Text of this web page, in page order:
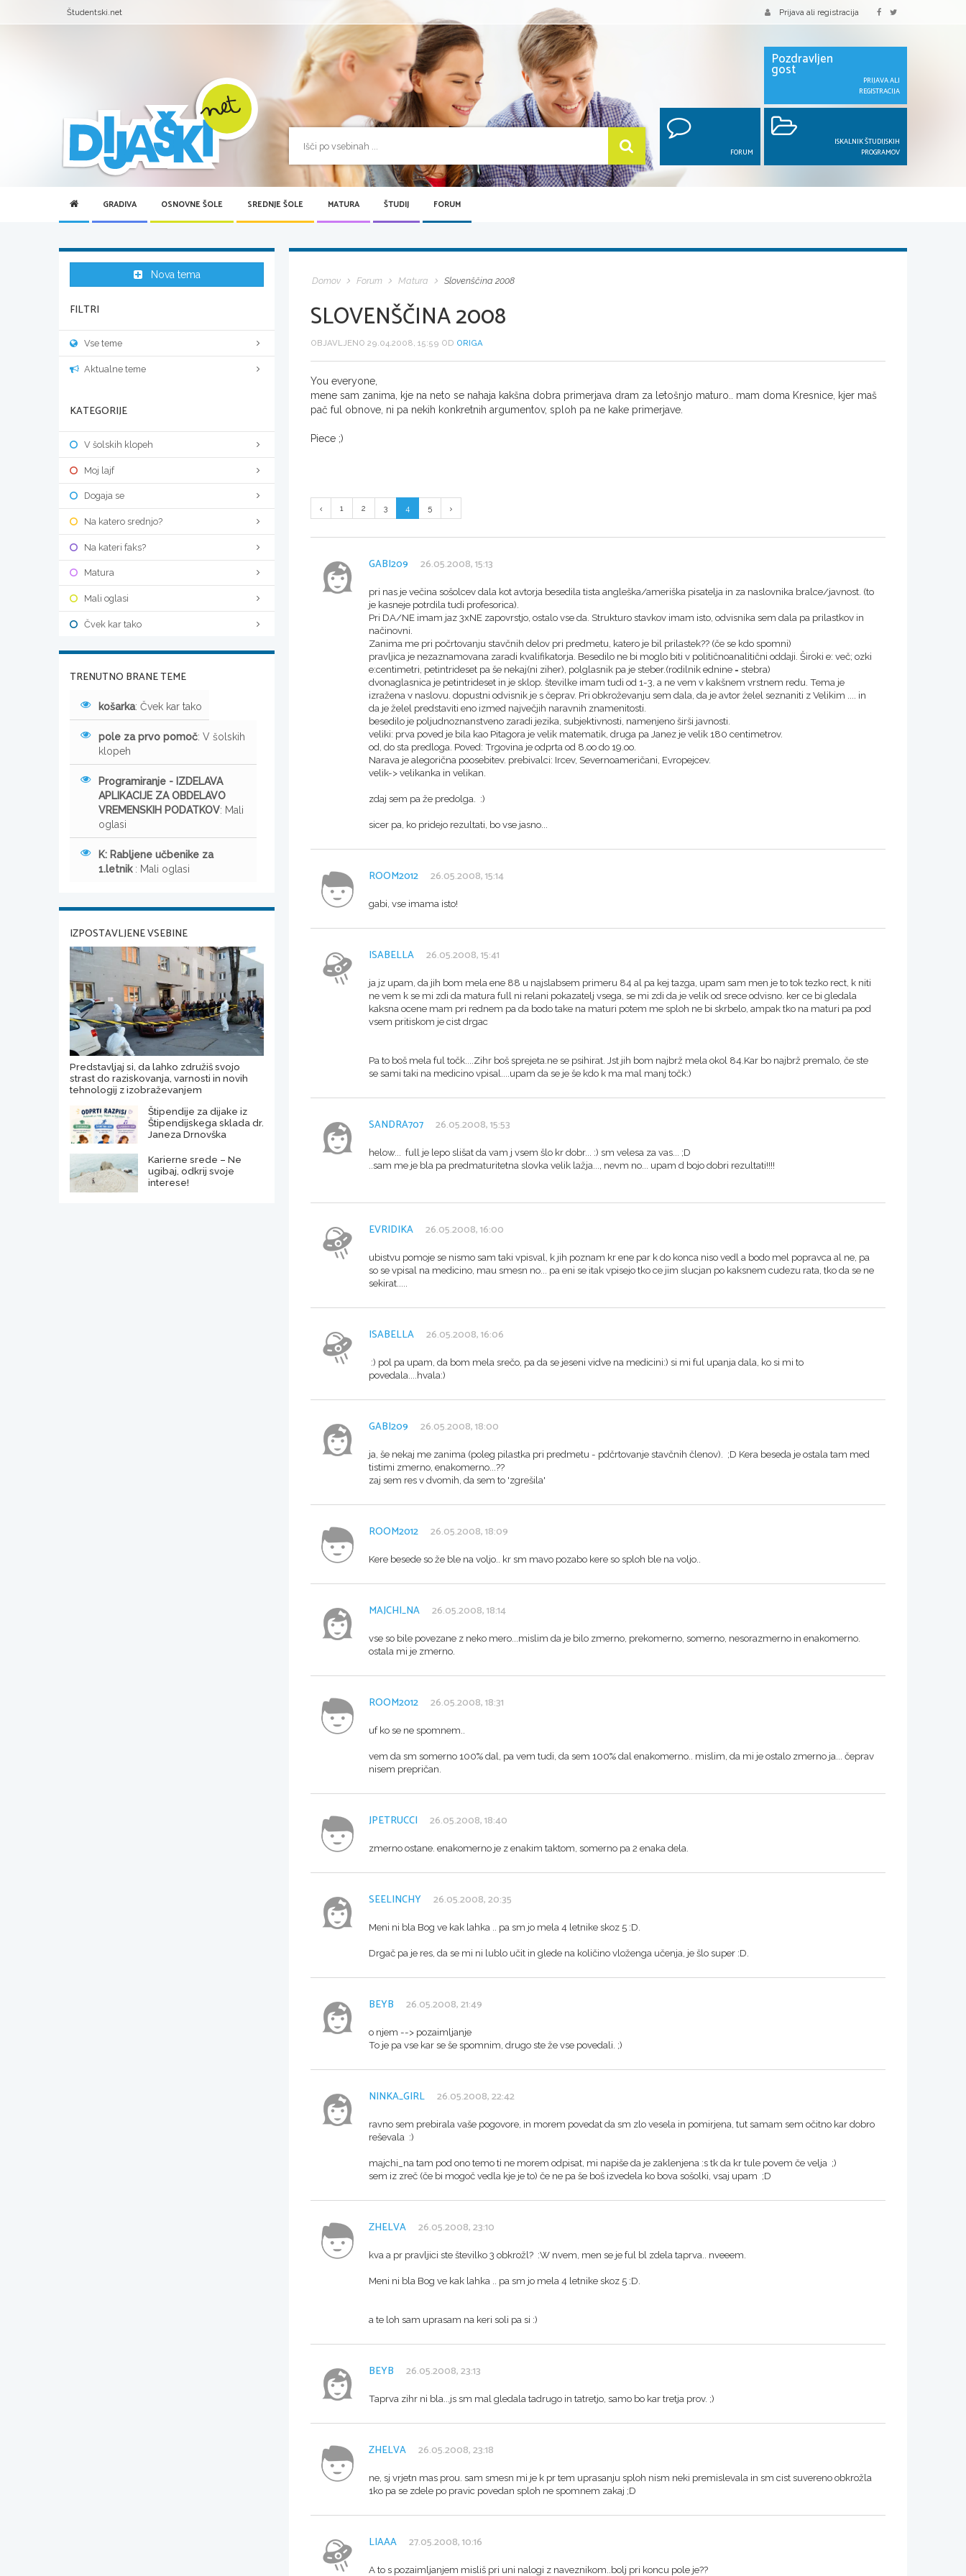
Študentski.net Prijava ali registracija
Pozdravljen
gost
PRIJAVA ALI
REGISTRACIJA
FORUM
ISKALNIK ŠTUDIJSKIH
PROGRAMOV
GRADIVA OSNOVNE ŠOLE SREDNJE ŠOLE MATURA ŠTUDIJ FORUM
Domov Forum Matura Slovenščina 2008
SLOVENŠČINA 2008
OBJAVLJENO 29.04.2008, 15:59 OD ORIGA
You everyone,
mene sam zanima, kje na neto se nahaja kakšna dobra primerjava dram za letošnjo maturo.. mam doma Kresnice, kjer maš
pač ful obnove, ni pa nekih konkretnih argumentov, sploh pa ne kake primerjave.
Piece ;)
1 2 3 4 5
GABI209 26.05.2008, 15:13
pri nas je večina sošolcev dala kot avtorja besedila tista angleška/ameriška pisatelja in za naslovnika bralce/javnost. (to
je kasneje potrdila tudi profesorica).
Pri DA/NE imam jaz 3xNE zapovrstjo, ostalo vse da. Strukturo stavkov imam isto, odvisnika sem dala pa prilastkov in
načinovni.
Zanima me pri počrtovanju stavčnih delov pri predmetu, katero je bil prilastek?? (če se kdo spomni)
pravljica je nezaznamovana zaradi kvalifikatorja. Besedilo ne bi moglo biti v političnoanalitični oddaji. Široki e: več; ozki
e:centimetri, petintrideset pa še nekaj(ni ziher), polglasnik pa je steber.(rodilnik ednine = stebra)
dvonaglasnica je petintrideset in je sklop. številke imam tudi od 1-3, a ne vem v kakšnem vrstnem redu. Tema je
izražena v naslovu. dopustni odvisnik je s čeprav. Pri obkroževanju sem dala, da je avtor želel seznaniti z Velikim .... in
da je želel predstaviti eno izmed največjih naravnih znamenitosti.
besedilo je poljudnoznanstveno zaradi jezika, subjektivnosti, namenjeno širši javnosti.
veliki: prva poved je bila kao Pitagora je velik matematik, druga pa Janez je velik 180 centimetrov.
od, do sta predloga. Poved: Trgovina je odprta od 8.oo do 19.oo.
Narava je alegorična poosebitev. prebivalci: Ircev, Severnoameričani, Evropejcev.
velik-> velikanka in velikan.
zdaj sem pa že predolga. :)
sicer pa, ko pridejo rezultati, bo vse jasno...
ROOM2012 26.05.2008, 15:14
gabi, vse imama isto!
ISABELLA 26.05.2008, 15:41
ja jz upam, da jih bom mela ene 88 u najslabsem primeru 84 al pa kej tazga, upam sam men je to tok tezko rect, k niti
ne vem k se mi zdi da matura full ni relani pokazatelj vsega, se mi zdi da je velik od srece odvisno. ker ce bi gledala
kaksna ocene mam pri rednem pa da bodo take na maturi potem me sploh ne bi skrbelo, ampak tko na maturi pa pod
vsem pritiskom je cist drgac
Pa to boš mela ful točk....Zihr boš sprejeta.ne se psihirat. Jst jih bom najbrž mela okol 84.Kar bo najbrž premalo, če ste
se sami taki na medicino vpisal....upam da se je še kdo k ma mal manj točk:)
SANDRA707 26.05.2008, 15:53
helow... full je lepo slišat da vam j vsem šlo kr dobr... :) sm velesa za vas... ;D
..sam me je bla pa predmaturitetna slovka velik lažja..., nevm no... upam d bojo dobri rezultati!!!!
EVRIDIKA 26.05.2008, 16:00
ubistvu pomoje se nismo sam taki vpisval, k jih poznam kr ene par k do konca niso vedl a bodo mel popravca al ne, pa
so se vpisal na medicino, mau smesn no... pa eni se itak vpisejo tko ce jim slucjan po kaksnem cudezu rata, tko da se ne
sekirat.....
ISABELLA 26.05.2008, 16:06
:) pol pa upam, da bom mela srečo, pa da se jeseni vidve na medicini:) si mi ful upanja dala, ko si mi to
povedala....hvala:)
GABI209 26.05.2008, 18:00
ja, še nekaj me zanima (poleg pilastka pri predmetu - pdčrtovanje stavčnih členov). ;D Kera beseda je ostala tam med
tistimi zmerno, enakomerno...??
zaj sem res v dvomih, da sem to 'zgrešila'
ROOM2012 26.05.2008, 18:09
Kere besede so že ble na voljo.. kr sm mavo pozabo kere so sploh ble na voljo..
MAJCHI_NA 26.05.2008, 18:14
vse so bile povezane z neko mero...mislim da je bilo zmerno, prekomerno, somerno, nesorazmerno in enakomerno.
ostala mi je zmerno.
ROOM2012 26.05.2008, 18:31
uf ko se ne spomnem..
vem da sm somerno 100% dal, pa vem tudi, da sem 100% dal enakomerno.. mislim, da mi je ostalo zmerno ja... čeprav
nisem prepričan.
JPETRUCCI 26.05.2008, 18:40
zmerno ostane. enakomerno je z enakim taktom, somerno pa 2 enaka dela.
SEELINCHY 26.05.2008, 20:35
Meni ni bla Bog ve kak lahka .. pa sm jo mela 4 letnike skoz 5 :D.
Drgač pa je res, da se mi ni lublo učit in glede na količino vloženga učenja, je šlo super :D.
BEYB 26.05.2008, 21:49
o njem --> pozaimljanje
To je pa vse kar se še spomnim, drugo ste že vse povedali. ;)
NINKA_GIRL 26.05.2008, 22:42
ravno sem prebirala vaše pogovore, in morem povedat da sm zlo vesela in pomirjena, tut samam sem očitno kar dobro
reševala :)
majchi_na tam pod ono temo ti ne morem odpisat, mi napiše da je zaklenjena :s tk da kr tule povem če velja ;)
sem iz zreč (če bi mogoč vedla kje je to) če ne pa še boš izvedela ko bova sošolki, vsaj upam ;D
ZHELVA 26.05.2008, 23:10
kva a pr pravljici ste številko 3 obkrožl? :W nvem, men se je ful bl zdela taprva.. nveeem.
Meni ni bla Bog ve kak lahka .. pa sm jo mela 4 letnike skoz 5 :D.
a te loh sam uprasam na keri soli pa si :)
BEYB 26.05.2008, 23:13
Taprva zihr ni bla...js sm mal gledala tadrugo in tatretjo, samo bo kar tretja prov. ;)
ZHELVA 26.05.2008, 23:18
ne, sj vrjetn mas prou. sam smesn mi je k pr tem uprasanju sploh nism neki premislevala in sm cist suvereno obkrožla
1ko pa se zdele po pravic povedan sploh ne spomnem zakaj ;D
LIAAA 27.05.2008, 10:16
A to s pozaimljanjem misliš pri uni nalogi z naveznikom..bolj pri koncu pole je??
Nova tema
FILTRI
Vse teme
Aktualne teme
KATEGORIJE
V šolskih klopeh
Moj lajf
Dogaja se
Na katero srednjo?
Na kateri faks?
Matura
Mali oglasi
Čvek kar tako
TRENUTNO BRANE TEME
košarka: Čvek kar tako
pole za prvo pomoč: V šolskih
klopeh
Programiranje - IZDELAVA
APLIKACIJE ZA OBDELAVO
VREMENSKIH PODATKOV: Mali
oglasi
K: Rabljene učbenike za
1.letnik : Mali oglasi
IZPOSTAVLJENE VSEBINE
Predstavljaj si, da lahko združiš svojo
strast do raziskovanja, varnosti in novih
tehnologij z izobraževanjem
Štipendije za dijake iz
Štipendijskega sklada dr.
Janeza Drnovška
Karierne srede – Ne
ugibaj, odkrij svoje
interese!